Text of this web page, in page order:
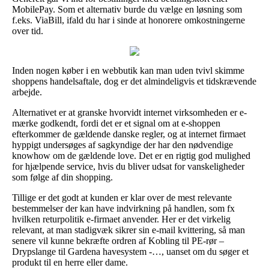
MobilePay. Som et alternativ burde du vælge en løsning som
f.eks. ViaBill, ifald du har i sinde at honorere omkostningerne
over tid.
Inden nogen køber i en webbutik kan man uden tvivl skimme
shoppens handelsaftale, dog er det almindeligvis et tidskrævende
arbejde.
Alternativet er at granske hvorvidt internet virksomheden er e-
mærke godkendt, fordi det er et signal om at e-shoppen
efterkommer de gældende danske regler, og at internet firmaet
hyppigt undersøges af sagkyndige der har den nødvendige
knowhow om de gældende love. Det er en rigtig god mulighed
for hjælpende service, hvis du bliver udsat for vanskeligheder
som følge af din shopping.
Tillige er det godt at kunden er klar over de mest relevante
bestemmelser der kan have indvirkning på handlen, som fx
hvilken returpolitik e-firmaet anvender. Her er det virkelig
relevant, at man stadigvæk sikrer sin e-mail kvittering, så man
senere vil kunne bekræfte ordren af Kobling til PE-rør –
Drypslange til Gardena havesystem -…, uanset om du søger et
produkt til en herre eller dame.